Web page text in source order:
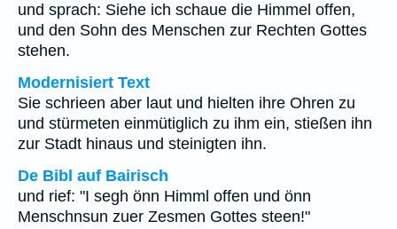
und sprach: Siehe ich schaue die Himmel offen,
und den Sohn des Menschen zur Rechten Gottes
stehen.
Modernisiert Text
Sie schrieen aber laut und hielten ihre Ohren zu
und stürmeten einmütiglich zu ihm ein, stießen ihn
zur Stadt hinaus und steinigten ihn.
De Bibl auf Bairisch
und rief: "I segh önn Himml offen und önn
Menschnsun zuer Zesmen Gottes steen!"